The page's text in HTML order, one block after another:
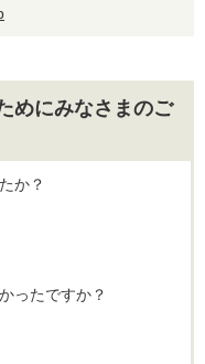
めにみなさまのご
か？
ったですか？